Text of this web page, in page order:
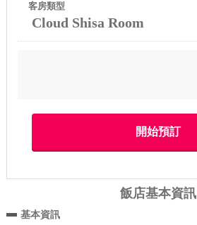
客房類型
Cloud Shisa Room
飯店基本資訊
基本資訊